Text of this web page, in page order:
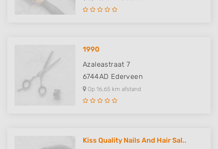
1990
Azaleastraat 7
6744AD Ederveen
Op 16,65 km afstand
Kiss Quality Nails And Hair Sal..